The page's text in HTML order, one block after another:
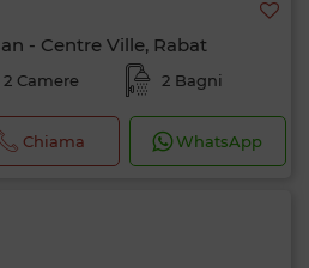
- Centre Ville, Rabat
2 Camere 2 Bagni
Chiama WhatsApp